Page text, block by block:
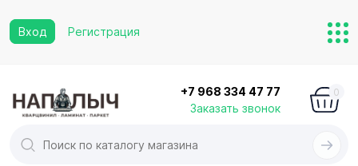
Вход Регистрация
+7 968 334 47 77
Заказать звонок
0